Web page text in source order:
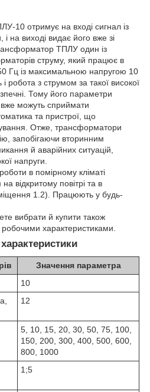
10 отримує на вході сигнал із
на виході видає його вже зі
ТПЛУ один із
струму, який працює в
Гц із максимальною напругою 10
робота з струмом за такої високої
Тому його параметри
можуть сприймати
та пристрої, що
Отже, трансформатори
запобігаючи вторинним
й аварійних ситуацій,
напруги.
в помірному кліматі
відкритому повітрі та в
1.2). Працюють у будь-
вибрати й купити також
характеристиками.
характеристики
Значення параметра
10
12
5, 10, 15, 20, 30, 50, 75, 100,
150, 200, 300, 400, 500, 600,
800, 1000
1;5